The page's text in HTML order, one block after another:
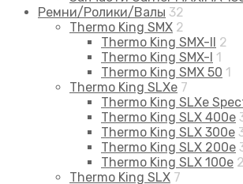
Ремни/Ролики/Валы 32
Thermo King SMX 2
Thermo King SMX-II 2
Thermo King SMX-I 1
Thermo King SMX 50 1
Thermo King SLXe 7
Thermo King SLXe
Thermo King SLX 400e
Thermo King SLX 300e
Thermo King SLX 200e
Thermo King SLX 100e 2
Thermo King SLX 7